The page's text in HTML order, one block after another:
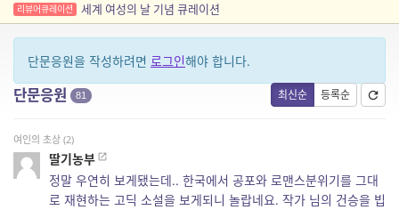
리뷰어큐레이션 세계 여성의 날 기념 큐레이션
단문응원을 작성하려면 로그인해야 합니다.
최신순 등록순
단문응원 81
여인의 초상 (2)
딸기농부
정말 우연히 보게됐는데.. 한국에서 공포와 로맨스분위기를 그대
로 재현하는 고딕 소설을 보게되니 놀랍네요. 작가 님의 건승을 빕